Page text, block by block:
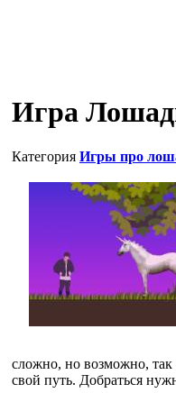
Игра
Категория Игры про
сложно, но возможно, так
свой путь. Добраться